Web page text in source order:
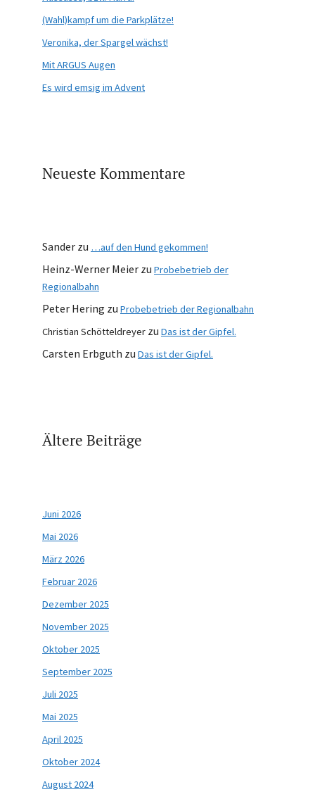
(Wahl)kampf um die Parkplätze!
Veronika, der Spargel wächst!
Mit ARGUS Augen
Es wird emsig im Advent
Neueste Kommentare
Sander zu …auf den Hund gekommen!
Heinz-Werner Meier zu Probebetrieb der
Regionalbahn
Peter Hering zu Probebetrieb der Regionalbahn
Christian Schötteldreyer zu Das ist der Gipfel.
Carsten Erbguth zu Das ist der Gipfel.
Ältere Beiträge
Juni 2026
Mai 2026
März 2026
Februar 2026
Dezember 2025
November 2025
Oktober 2025
September 2025
Juli 2025
Mai 2025
April 2025
Oktober 2024
August 2024